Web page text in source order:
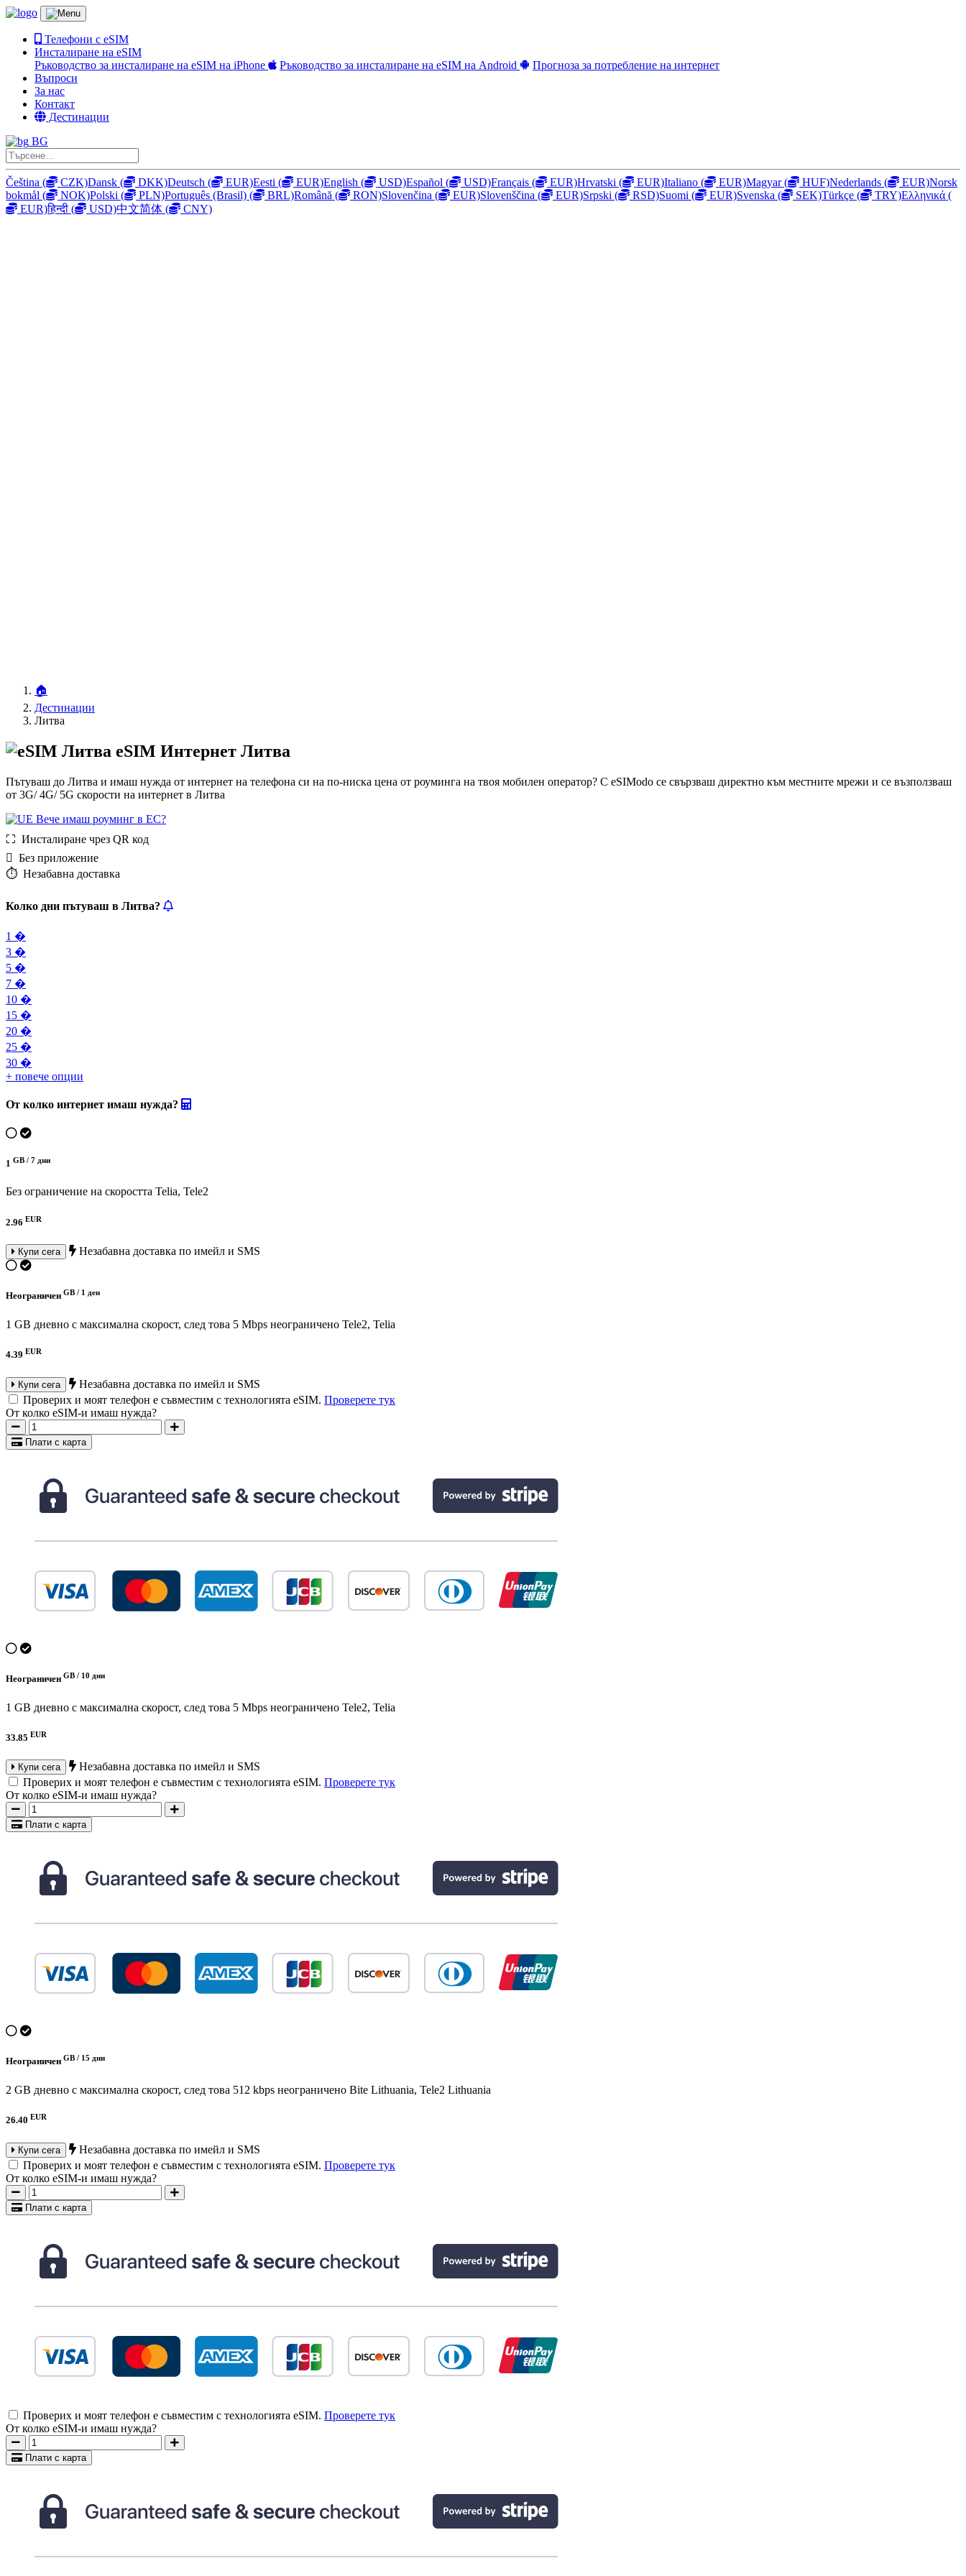
Телефони с eSIM
Инсталиране на eSIM
Ръководство за инсталиране на eSIM на iPhone
Ръководство за инсталиране на eSIM на Android
Прогноза за потребление на интернет
Въпроси
За нас
Контакт
Дестинации
BG
Čeština ( CZK)Dansk ( DKK)Deutsch ( EUR)Eesti ( EUR)English ( USD)Español ( USD)Français ( EUR)Hrvatski ( EUR)Italiano ( EUR)Magyar( HUF)Nederlands ( EUR)Norsk
bokmål ( NOK)Polski ( PLN)Português (Brasil) ( BRL)Română ( RON)Slovenčina ( EUR)Slovenščina ( EUR)Srpski ( RSD)Suomi ( EUR)Svenska ( SEK)Türkçe ( TRY)Ελληνικά (
EUR)हिन्दी ( USD)中文简体 ( CNY)
🏠
Дестинации
Литва
eSIM Интернет Литва
Пътуваш до Литва и имаш нужда от интернет на телефона си на по-ниска цена от роуминга на твоя мобилен оператор? С eSIModo се свързваш директно към местните мрежи и се възползваш
от 3G/ 4G/ 5G скорости на интернет в Литва
Вече имаш роуминг в ЕС?
⛶️️ Инсталиране чрез QR код
️ Без приложение
⏱️️ Незабавна доставка
Колко дни пътуваш в Литва?
1 �
3 �
5 �
7 �
10 �
15 �
20 �
25 �
30 �
+ повече опции
От колко интернет имаш нужда?
1 GB / 7 дни
Без ограничение на скоростта Telia, Tele2
2.96 EUR
Купи сега Незабавна доставка по имейл и SMS
Неограничен GB / 1 ден
1 GB дневно с максимална скорост, след това 5 Mbps неограничено Tele2, Telia
4.39 EUR
Купи сега
Незабавна доставка по имейл и SMS
Проверих и моят телефон е съвместим с технологията eSIM. Проверете тук
От колко eSIM-и имаш нужда?
Плати с карта
Неограничен GB / 10 дни
1 GB дневно с максимална скорост, след това 5 Mbps неограничено Tele2, Telia
33.85 EUR
Купи сега
Незабавна доставка по имейл и SMS
Проверих и моят телефон е съвместим с технологията eSIM. Проверете тук
От колко eSIM-и имаш нужда?
Плати с карта
Неограничен GB / 15 дни
2 GB дневно с максимална скорост, след това 512 kbps неограничено Bite Lithuania, Tele2 Lithuania
26.40 EUR
Купи сега
Незабавна доставка по имейл и SMS
Проверих и моят телефон е съвместим с технологията eSIM. Проверете тук
От колко eSIM-и имаш нужда?
Плати с карта
Проверих и моят телефон е съвместим с технологията eSIM. Проверете тук
От колко eSIM-и имаш нужда?
Плати с карта